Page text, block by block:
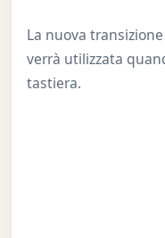
La nuova
verrà utilizzata
tastiera.